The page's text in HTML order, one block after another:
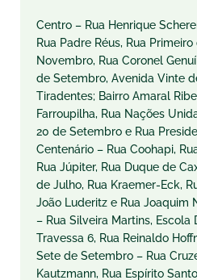
Centro – Rua Henrique
Rua Padre Réus, Rua
Novembro, Rua Coronel
de Setembro, Avenida Vinte
Tiradentes; Bairro Amaral
Farroupilha, Rua Nações
20 de Setembro e Rua
Centenário – Rua Coohapi,
Rua Júpiter, Rua Duque de
de Julho, Rua Kraemer-Eck,
João Luderitz e Rua Joaquim
– Rua Silveira Martins, Escola
Travessa 6, Rua Reinaldo
Sete de Setembro – Rua
Kautzmann, Rua Espírito